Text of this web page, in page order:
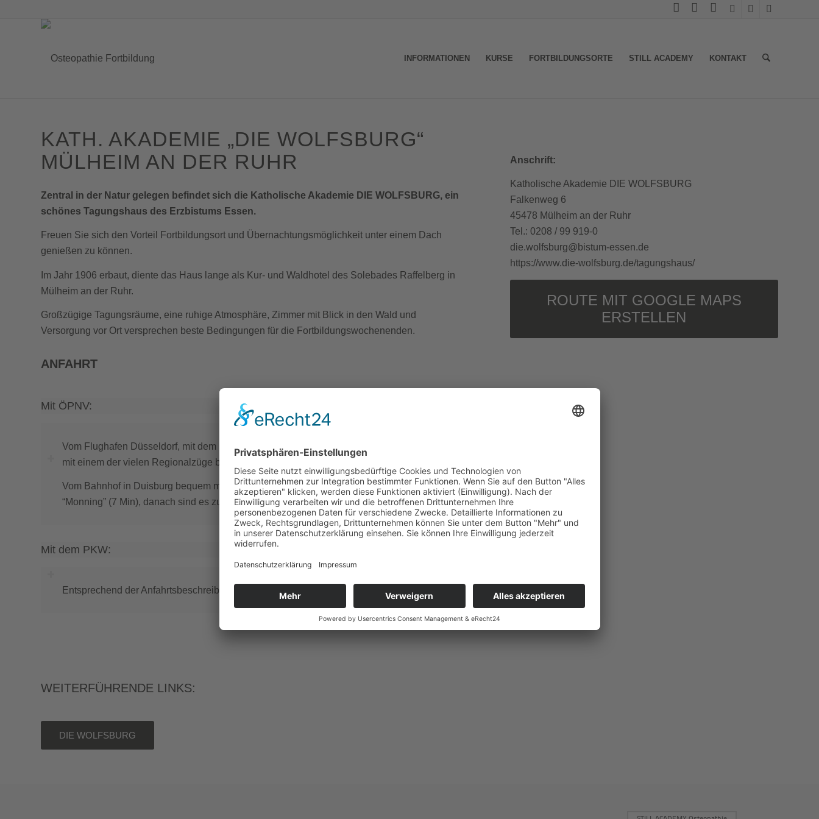
INFORMATIONEN KURSE FORTBILDUNGSORTE STILL ACADEMY KONTAKT
KATH. AKADEMIE „DIE WOLFSBURG“
MÜLHEIM AN DER RUHR
Zentral in der Natur gelegen befindet sich die Katholische Akademie DIE WOLFSBURG, ein
schönes Tagungshaus des Erzbistums Essen.
Freuen Sie sich den Vorteil Fortbildungsort und Übernachtungsmöglichkeit unter einem Dach
genießen zu können.
Im Jahr 1906 erbaut, diente das Haus lange als Kur- und Waldhotel des Solebades Raffelberg in
Mülheim an der Ruhr.
Großzügige Tagungsräume, eine ruhige Atmosphäre, Zimmer mit Blick in den Wald und
Versorgung vor Ort versprechen beste Bedingungen für die Fortbildungswochenenden.
ANFAHRT
Mit ÖPNV:
Vom Flughafen Düsseldorf, mit dem Skytrain zum Flughafenbahnhof (3 Min) und dann
mit einem der vielen Regionalzüge bis zum Hauptbahnhof Duisburg (9 Min).
Vom Bahnhof in Duisburg bequem mit der U-Bahn Linie 901 bis zur Haltestelle
“Monning” (7 Min), danach sind es zu Fuß noch 850m.
Mit dem PKW:
Entsprechend der Anfahrtsbeschreibung der WOLFSBURG.
Anschrift:
Katholische Akademie DIE WOLFSBURG
Falkenweg 6
45478 Mülheim an der Ruhr
Tel.: 0208 / 99 919-0
die.wolfsburg@bistum-essen.de
https://www.die-wolfsburg.de/tagungshaus/
ROUTE MIT GOOGLE MAPS
ERSTELLEN
WEITERFÜHRENDE LINKS:
DIE WOLFSBURG